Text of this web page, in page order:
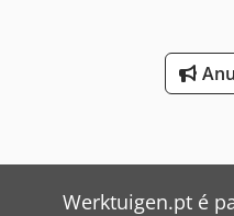
Werktuigen.pt é